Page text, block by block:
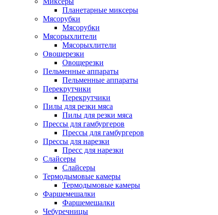
Планетарные миксеры
Мясорубки
Мясорубки
Мясорыхлители
Мясорыхлители
Овощерезки
Овощерезки
Пельменные аппараты
Пельменные аппараты
Перекрутчики
Перекрутчики
Пилы для резки мяса
Пилы для резки мяса
Прессы для гамбургеров
Прессы для гамбургеров
Прессы для нарезки
Пресс для нарезки
Слайсеры
Слайсеры
Термодымовые камеры
Термодымовые камеры
Фаршемешалки
Фаршемешалки
Чебуречницы